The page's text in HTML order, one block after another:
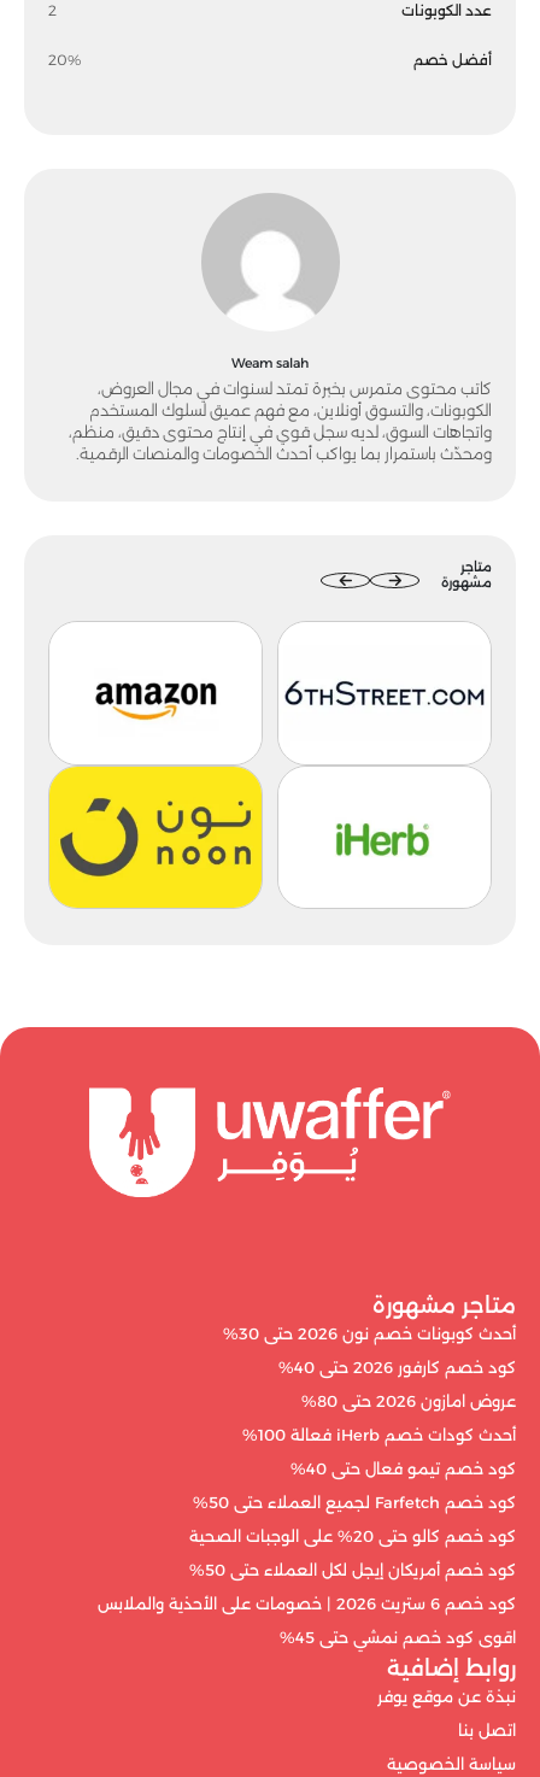
عدد الكوبونات 2
أفضل خصم 20%
Weam salah
كاتب محتوى متمرس بخبرة تمتد لسنوات في مجال العروض،
الكوبونات، والتسوق أونلاين، مع فهم عميق لسلوك المستخدم
واتجاهات السوق، لديه سجل قوي في إنتاج محتوى دقيق، منظم،
ومحدّث باستمرار بما يواكب أحدث الخصومات والمنصات الرقمية.
متاجر
مشهورة
متاجر مشهورة
أحدث كوبونات خصم نون 2026 حتى 30%
كود خصم كارفور 2026 حتى 40%
عروض امازون 2026 حتى 80%
أحدث كودات خصم iHerb فعالة 100%
كود خصم تيمو فعال حتى 40%
كود خصم Farfetch لجميع العملاء حتى 50%
كود خصم كالو حتى 20% على الوجبات الصحية
كود خصم أمريكان إيجل لكل العملاء حتى 50%
كود خصم 6 ستريت 2026 | خصومات على الأحذية والملابس
اقوى كود خصم نمشي حتى 45%
روابط إضافية
نبذة عن موقع يوفر
اتصل بنا
سياسة الخصوصية